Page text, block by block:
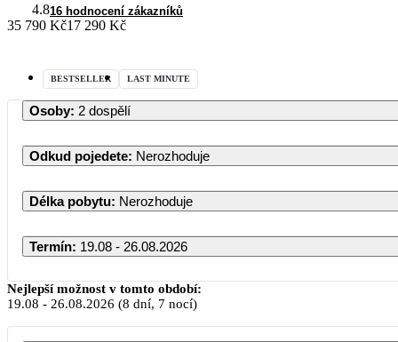
4.816 hodnocení zákazníků
35 790 Kč17 290 Kč
BESTSELLER LAST MINUTE
Osoby: 2 dospělí
Odkud pojedete: Nerozhoduje
Délka pobytu: Nerozhoduje
Termín: 19.08 - 26.08.2026
Srpen 2026
PO ÚT ST ČT PÁ
Nejlepší možnost v tomto období:
19.08 - 26.08.2026 (8 dní, 7 nocí)